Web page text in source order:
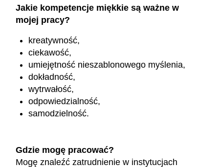
Jakie kompetencje miękkie są ważne w
mojej pracy?
kreatywność,
ciekawość,
umiejętność nieszablonowego myślenia,
dokładność,
wytrwałość,
odpowiedzialność,
samodzielność.
Gdzie mogę pracować?
Mogę znaleźć zatrudnienie w instytucjach